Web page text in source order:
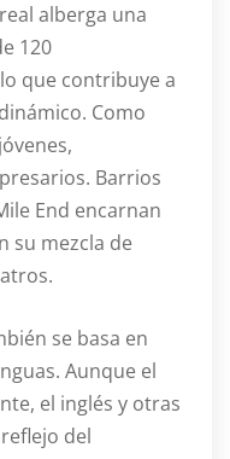
alberga una
120
que contribuye a
Como
Barrios
End encarnan
su mezcla de
se basa en
Aunque el
el inglés y otras
del